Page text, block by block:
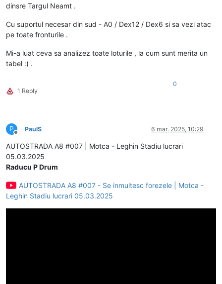
dinsre Targul Neamt .
Cu suportul necesar din sud - A0 / Dex12 / Dex6 si sa vezi atac
pe toate fronturile .
Mi-a luat ceva sa analizez toate loturile , la cum sunt merita un
tabel :) .
1 Reply
0
P
Deconectat
PaulS 6 mar. 2025, 10:29
AUTOSTRADA A8 #007 | Motca - Leghin Stadiu lucrari
05.03.2025
Raducu P Drum
AUTOSTRADA A8 #007 - Se inmultesc forezele | Motca -
Leghin Stadiu lucrari 05.03.2025